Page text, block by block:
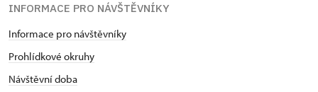
INFORMACE PRO NÁVŠTĚVNÍKY
Informace pro návštěvníky
Prohlídkové okruhy
Návštěvní doba